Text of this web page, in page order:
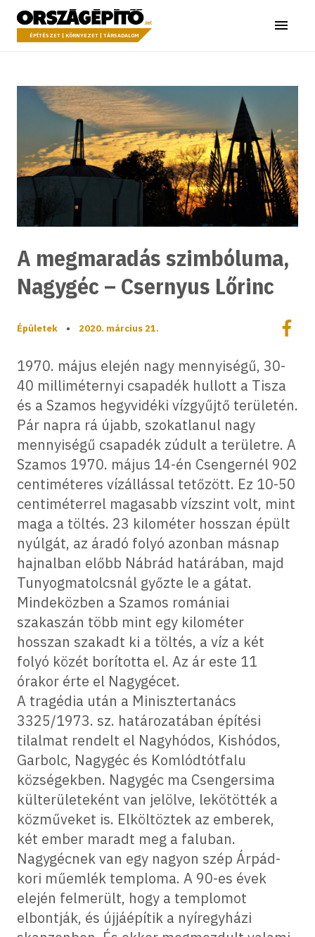
a tartalomhoz
Országépítő
ÉPÍTÉSZET | KÖRNYEZET | TÁRSADALOM Menü
A megmaradás szimbóluma,
Nagygéc – Csernyus Lőrinc
Épületek • 2020. március 21.
1970. május elején nagy mennyiségű, 30-
40 milliméternyi csapadék hullott a Tisza
és a Szamos hegyvidéki vízgyűjtő területén.
Pár napra rá újabb, szokatlanul nagy
mennyiségű csapadék zúdult a területre. A
Szamos 1970. május 14-én Csengernél 902
centiméteres vízállással tetőzött. Ez 10-50
centiméterrel magasabb vízszint volt, mint
maga a töltés. 23 kilométer hosszan épült
nyúlgát, az áradó folyó azonban másnap
hajnalban előbb Nábrád határában, majd
Tunyogmatolcsnál győzte le a gátat.
Mindeközben a Szamos romániai
szakaszán több mint egy kilométer
hosszan szakadt ki a töltés, a víz a két
folyó közét borította el. Az ár este 11
órakor érte el Nagygécet.
A tragédia után a Minisztertanács
3325/1973. sz. határozatában építési
tilalmat rendelt el Nagyhódos, Kishódos,
Garbolc, Nagygéc és Komlódtótfalu
községekben. Nagygéc ma Csengersima
külterületeként van jelölve, lekötötték a
közműveket is. Elköltöztek az emberek,
két ember maradt meg a faluban.
Nagygécnek van egy nagyon szép Árpád-
kori műemlék temploma. A 90-es évek
elején felmerült, hogy a templomot
elbontják, és újjáépítik a nyíregyházi